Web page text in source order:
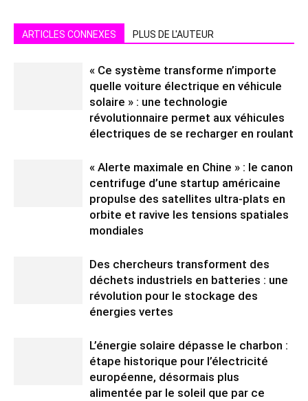
ARTICLES CONNEXES PLUS DE L'AUTEUR
« Ce système transforme n’importe
quelle voiture électrique en véhicule
solaire » : une technologie
révolutionnaire permet aux véhicules
électriques de se recharger en roulant
« Alerte maximale en Chine » : le canon
centrifuge d’une startup américaine
propulse des satellites ultra-plats en
orbite et ravive les tensions spatiales
mondiales
Des chercheurs transforment des
déchets industriels en batteries : une
révolution pour le stockage des
énergies vertes
L’énergie solaire dépasse le charbon :
étape historique pour l’électricité
européenne, désormais plus
alimentée par le soleil que par ce